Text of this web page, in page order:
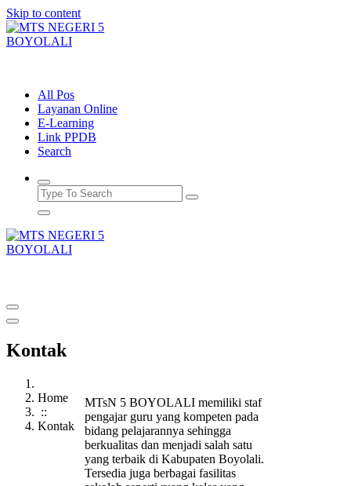
Skip to content
All Pos
Layanan Online
E-Learning
Link PPDB
Search
Kontak
Home
::
Kontak
MTsN 5 BOYOLALI memiliki staf
pengajar guru yang kompeten pada
bidang pelajarannya sehingga
berkualitas dan menjadi salah satu
yang terbaik di Kabupaten Boyolali.
Tersedia juga berbagai fasilitas